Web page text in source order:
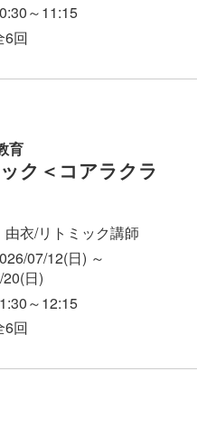
～11:15
6回
育
ク＜コアラクラ
衣/リトミック講師
07/12(日) ～
(日)
～12:15
6回